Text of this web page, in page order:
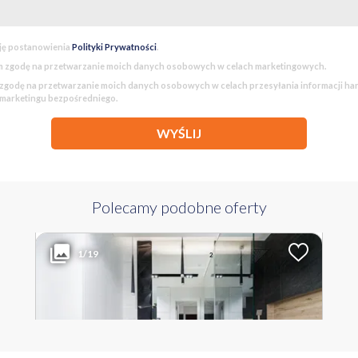
postanowienia Polityki Prywatności.
zgodę na przetwarzanie moich danych osobowych w celach marketingowych.
na przetwarzanie moich danych osobowych w celach przesyłania informacji
bezpośredniego.
WYŚLIJ
Polecamy podobne oferty
1/19
Liczba pokoi
3
Powierzchnia
64.14 m 2
Cena za m2
15 560 PLN
MAŁOPOLSKIE Kraków Dębniki ul. Karola Bunscha